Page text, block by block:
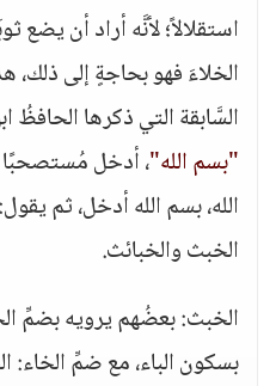
استقلالاً؛ لأنَّه أراد أن يضع
الخلاءَ فهو بحاجةٍ إلى ذلك،
السَّابقة التي ذكرها
"بسم الله"، أدخل مُستصحبًا
الله، بسم الله أدخل، ثم
الخبث والخبائث.
الخبث: بعضُهم يرويه بضمِّ
بسكون الباء، مع ضمِّ الخاء: